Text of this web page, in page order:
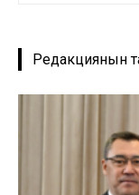
Редакциянын